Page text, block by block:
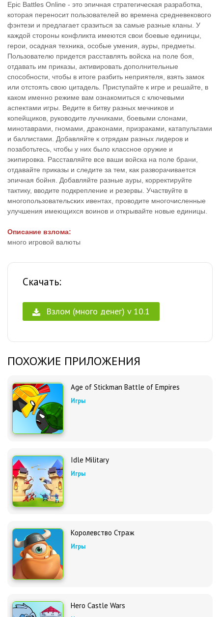
Epic Battles Online - это эпичная стратегическая разработка,
которая переносит пользователей во времена средневекового
фэнтези и предлагает сразиться за самые разные кланы. У
каждой стороны конфликта имеются свои боевые единицы,
герои, осадная техника, особые умения, ауры, предметы.
Пользователю придется расставлять войска на поле боя,
отдавать им приказы, активировать дополнительные
способности, чтобы в итоге разбить неприятеля, взять замок
или отстоять свою цитадель. Приступайте к игре и решайте, в
каком именно режиме вам ознакомиться с ключевыми
аспектами игры. Ведите в битву разных мечников и
копейщиков, руководите лучниками, боевыми слонами,
минотаврами, гномами, драконами, призраками, катапультами
и баллистами. Добавляйте к отрядам разных лидеров и
позаботьтесь, чтобы у них было классное оружие и
экипировка. Расставляйте все ваши войска на поле брани,
отдавайте приказы и следите за тем, как разворачивается
эпичная бойня. Добавляйте разные ауры, корректируйте
тактику, вводите подкрепление и резервы. Участвуйте в
многопользовательских ивентах, проводите многочисленные
улучшения имеющихся воинов и открывайте новые единицы.
Описание взлома:
много игровой валюты
Скачать:
Взлом (много денег) v 10.1
ПОХОЖИЕ ПРИЛОЖЕНИЯ
Age of Stickman Battle of Empires
Игры
Idle Military
Игры
Королевство Страж
Игры
Hero Castle Wars